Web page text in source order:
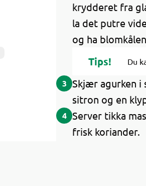
krydderet fra
la det putre
og ha
Tips! Du
3 Skjær agurken i
sitron og en
4 Server tikka
frisk koriander.